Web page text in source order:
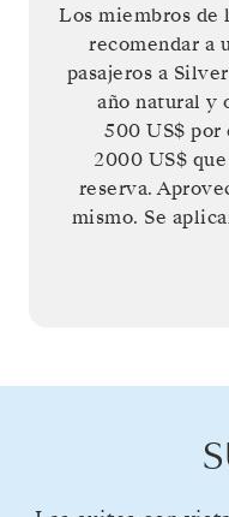
Los miembros de
recomendar a
pasajeros a
año natural y
500 US$ por
2000 US$
reserva.
mismo. Se